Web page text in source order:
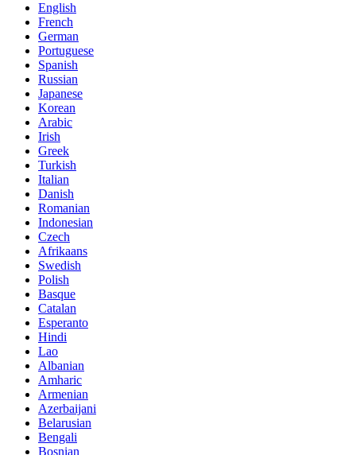
English
French
German
Portuguese
Spanish
Russian
Japanese
Korean
Arabic
Irish
Greek
Turkish
Italian
Danish
Romanian
Indonesian
Czech
Afrikaans
Swedish
Polish
Basque
Catalan
Esperanto
Hindi
Lao
Albanian
Amharic
Armenian
Azerbaijani
Belarusian
Bengali
Bosnian